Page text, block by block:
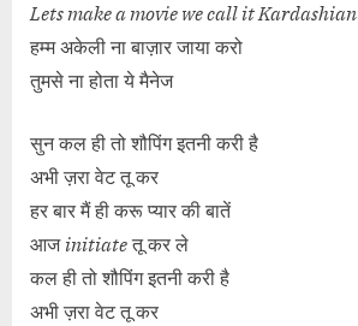
Lets make a movie we call it Kardashian
हम्म अकेली ना बाज़ार जाया करो
तुमसे ना होता ये मैनेज
सुन कल ही तो शौपिंग इतनी करी है
अभी ज़रा वेट तू कर
हर बार मैं ही करू प्यार की बातें
आज initiateतू कर ले
कल ही तो शौपिंग इतनी करी है
अभी ज़रा वेट तू कर